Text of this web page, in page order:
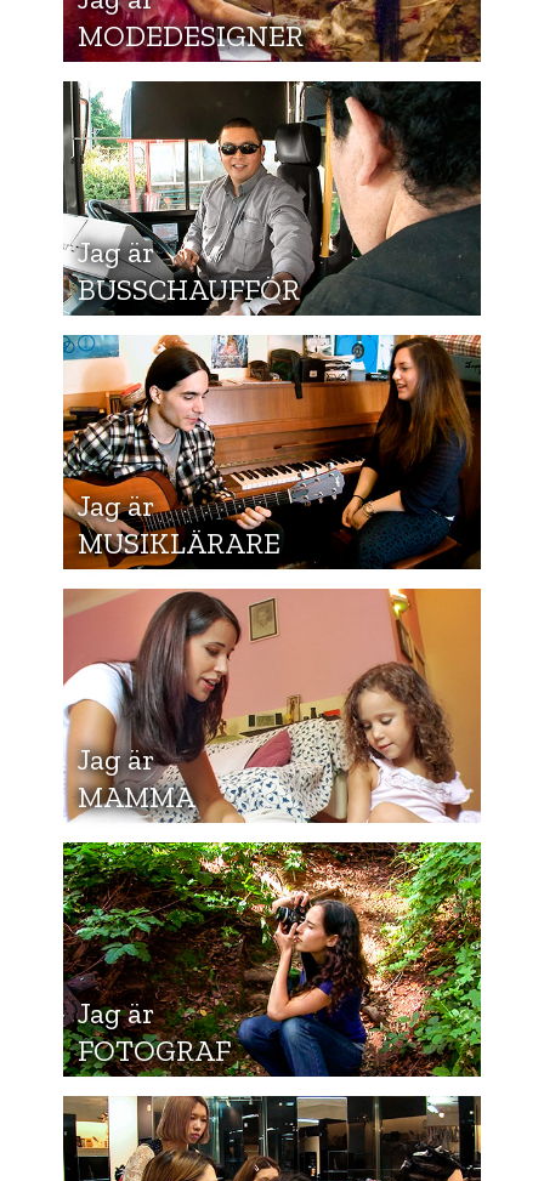
MODEDESIGNER
Jag är
BUSSCHAUFFÖR
Jag är
MUSIKLÄRARE
Jag är
MAMMA
Jag är
FOTOGRAF